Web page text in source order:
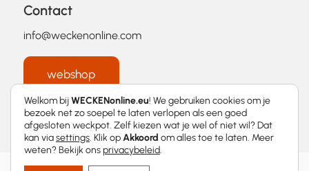
Contact
info@weckenonline.com
webshop
Welkom bijWECKENonline.eu! We gebruiken cookies om je
bezoek net zo soepel te laten verlopen als een goed
afgesloten weckpot. Zelf kiezen wat je wel of niet wil? Dat
kan viasettings. Klik opAkkoord om alles toe te laten. Meer
weten? Bekijk onsprivacybeleid.